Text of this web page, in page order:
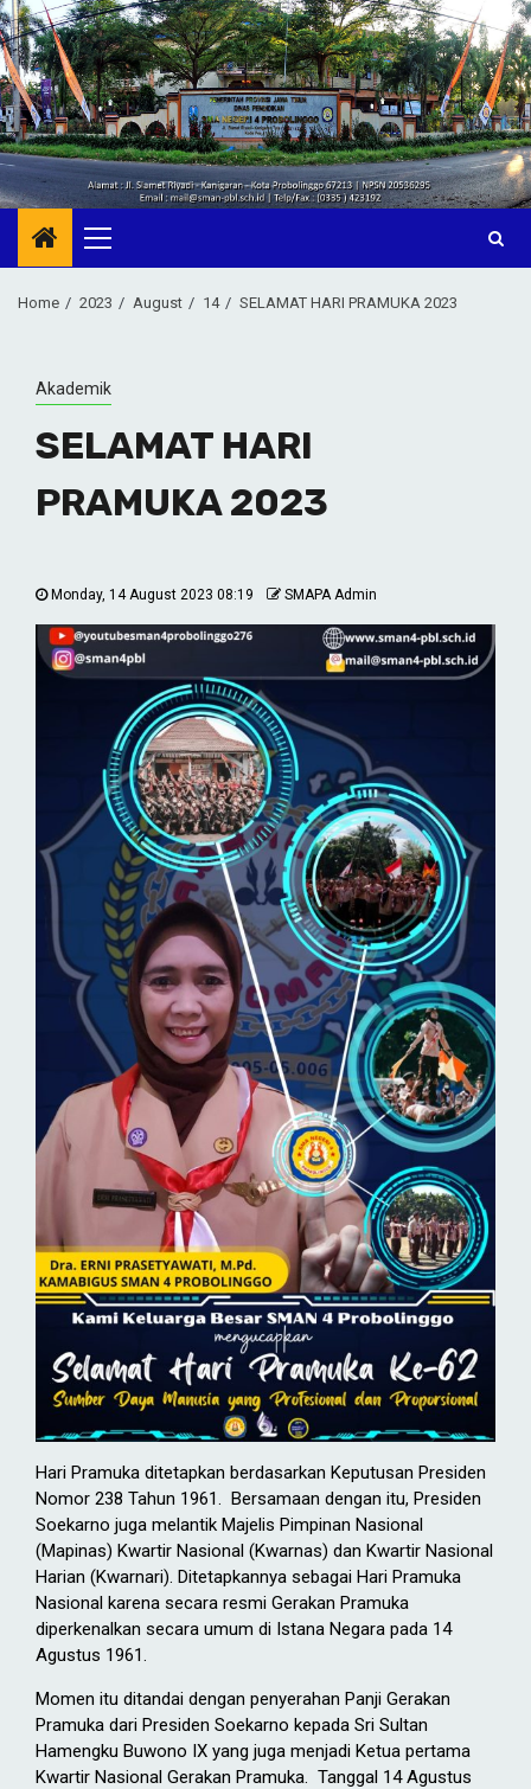
Skip
to
content
Primary
Menu
Home 2023 August 14 SELAMAT HARI PRAMUKA 2023
Akademik
SELAMAT HARI
PRAMUKA 2023
Monday, 14 August 2023 08:19 SMAPA Admin
Hari Pramuka ditetapkan berdasarkan Keputusan Presiden
Nomor 238 Tahun 1961. Bersamaan dengan itu, Presiden
Soekarno juga melantik Majelis Pimpinan Nasional
(Mapinas) Kwartir Nasional (Kwarnas) dan Kwartir Nasional
Harian (Kwarnari). Ditetapkannya sebagai Hari Pramuka
Nasional karena secara resmi Gerakan Pramuka
diperkenalkan secara umum di Istana Negara pada 14
Agustus 1961.
Momen itu ditandai dengan penyerahan Panji Gerakan
Pramuka dari Presiden Soekarno kepada Sri Sultan
Hamengku Buwono IX yang juga menjadi Ketua pertama
Kwartir Nasional Gerakan Pramuka. Tanggal 14 Agustus